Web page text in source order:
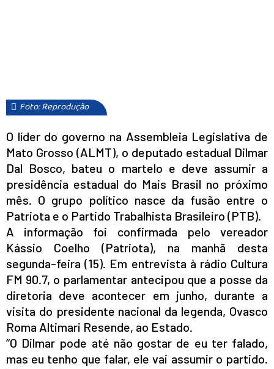
Foto: Reprodução
O líder do governo na Assembleia Legislativa de
Mato Grosso (ALMT), o deputado estadual Dilmar
Dal Bosco, bateu o martelo e deve assumir a
presidência estadual do Mais Brasil no próximo
mês. O grupo político nasce da fusão entre o
Patriota e o Partido Trabalhista Brasileiro (PTB).
A informação foi confirmada pelo vereador
Kássio Coelho (Patriota), na manhã desta
segunda-feira (15). Em entrevista à rádio Cultura
FM 90.7, o parlamentar antecipou que a posse da
diretoria deve acontecer em junho, durante a
visita do presidente nacional da legenda, Ovasco
Roma Altimari Resende, ao Estado.
“O Dilmar pode até não gostar de eu ter falado,
mas eu tenho que falar, ele vai assumir o partido.